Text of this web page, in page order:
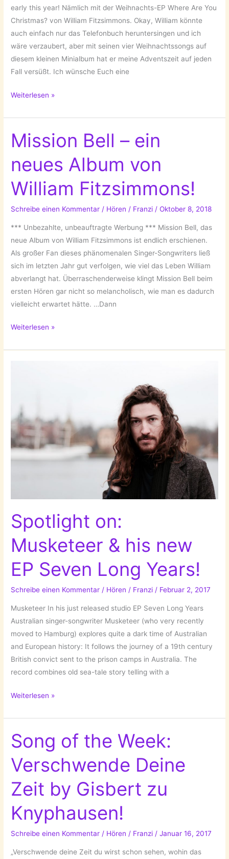
early this year! Nämlich mit der Weihnachts-EP Where Are You
Christmas? von William Fitzsimmons. Okay, William könnte
auch einfach nur das Telefonbuch heruntersingen und ich
wäre verzaubert, aber mit seinen vier Weihnachtssongs auf
diesem kleinen Minialbum hat er meine Adventszeit auf jeden
Fall versüßt. Ich wünsche Euch eine
Where
You
Christmas?
Eine
EP
von
William
Fitzsimmons!
Weiterlesen »
Mission Bell – ein
neues Album von
William Fitzsimmons!
Schreibe einen Kommentar / Hören / Franzi /Oktober 8, 2018
*** Unbezahlte, unbeauftragte Werbung *** Mission Bell, das
neue Album von William Fitzsimmons ist endlich erschienen.
Als großer Fan dieses phänomenalen Singer-Songwriters ließ
sich im letzten Jahr gut verfolgen, wie viel das Leben William
abverlangt hat. Überraschenderweise klingt Mission Bell beim
ersten Hören gar nicht so melancholisch, wie man es dadurch
vielleicht erwartet hätte. …Dann
Mission
–
William
Fitzsimmons!
Weiterlesen »
Spotlight on:
Musketeer & his new
EP Seven Long Years!
Schreibe einen Kommentar / Hören / Franzi/ Februar 2, 2017
Musketeer In his just released studio EP Seven Long Years
Australian singer-songwriter Musketeer (who very recently
moved to Hamburg) explores quite a dark time of Australian
and European history: It follows the journey of a 19th century
British convict sent to the prison camps in Australia. The
record combines old sea-tale story telling with a
Spotlight
Musketeer
&
his
new
EP
Seven
Long
Years!
Weiterlesen »
Song of the Week:
Verschwende Deine
Zeit by Gisbert zu
Knyphausen!
Schreibe einen Kommentar / Hören / Franzi /Januar 16, 2017
„Verschwende deine Zeit du wirst schon sehen, wohin das